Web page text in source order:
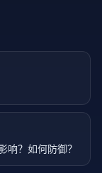
？如何防御？